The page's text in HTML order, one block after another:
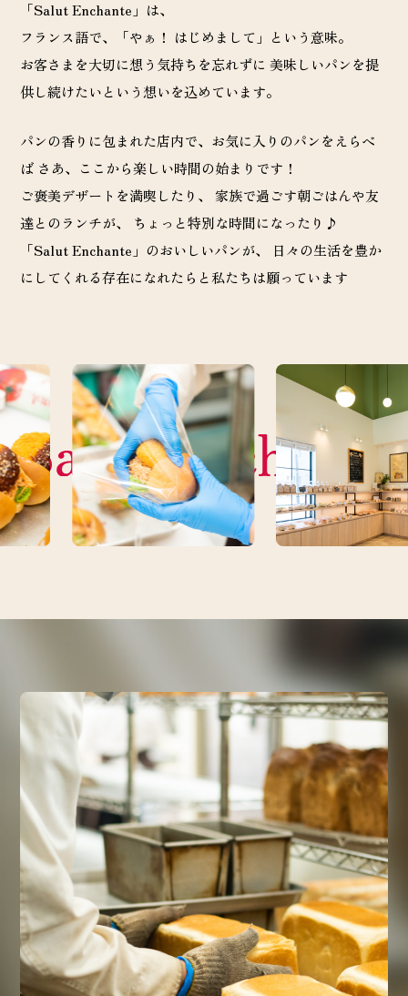
「Salut Enchante」は、
フランス語で、「やぁ！ はじめまして」という意味。
お客さまを大切に想う気持ちを忘れずに 美味しいパンを提
供し続けたいという想いを込めています。
パンの香りに包まれた店内で、お気に入りのパンをえらべ
ば さあ、ここから楽しい時間の始まりです！
ご褒美デザートを満喫したり、
家族で過ごす朝ごはんや友
達とのランチが、 ちょっと特別な時間になったり♪
「Salut Enchante」のおいしいパンが、 日々の生活を豊か
にしてくれる存在になれたらと私たちは願っています